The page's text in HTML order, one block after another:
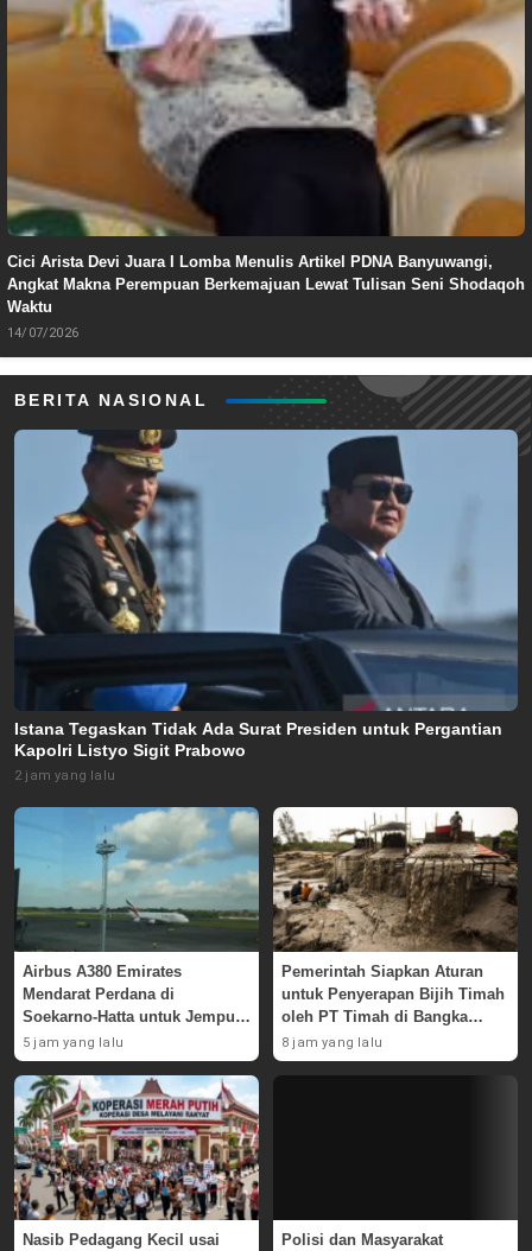
Cici Arista Devi Juara I Lomba Menulis Artikel PDNA Banyuwangi,
Angkat Makna Perempuan Berkemajuan Lewat Tulisan Seni Shodaqoh
Waktu
14/07/2026
BERITA NASIONAL
Istana Tegaskan Tidak Ada Surat Presiden untuk Pergantian
Kapolri Listyo Sigit Prabowo
2 jam yang lalu
Airbus A380 Emirates
Mendarat Perdana di
Soekarno-Hatta untuk Jemput
Skuad AC Milan
5 jam yang lalu
Pemerintah Siapkan Aturan
untuk Penyerapan Bijih Timah
oleh PT Timah di Bangka
Belitung
8 jam yang lalu
Nasib Pedagang Kecil usai
Polisi dan Masyarakat